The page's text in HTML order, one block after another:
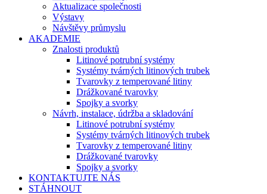
Aktualizace společnosti
Výstavy
Návštěvy průmyslu
AKADEMIE
Znalosti produktů
Litinové potrubní systémy
Systémy tvárných litinových trubek
Tvarovky z temperované litiny
Drážkované tvarovky
Spojky a svorky
Návrh, instalace, údržba a skladování
Litinové potrubní systémy
Systémy tvárných litinových trubek
Tvarovky z temperované litiny
Drážkované tvarovky
Spojky a svorky
KONTAKTUJTE NÁS
STÁHNOUT